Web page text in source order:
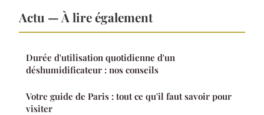
Actu — À lire également
Durée d'utilisation quotidienne d'un
déshumidificateur : nos conseils
Votre guide de Paris : tout ce qu'il faut savoir pour
visiter